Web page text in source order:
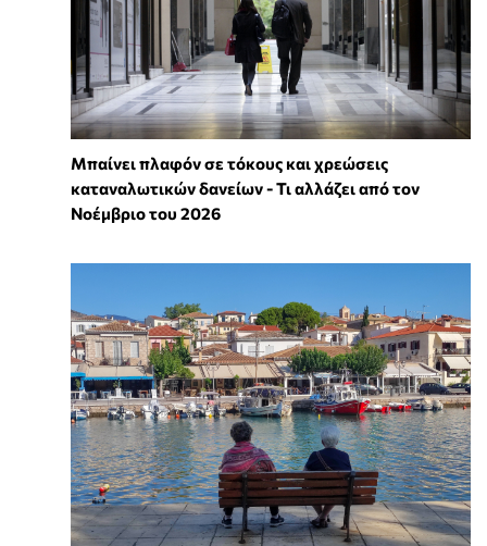
Μπαίνει πλαφόν σε τόκους και χρεώσεις
καταναλωτικών δανείων - Τι αλλάζει από τον
Νοέμβριο του 2026